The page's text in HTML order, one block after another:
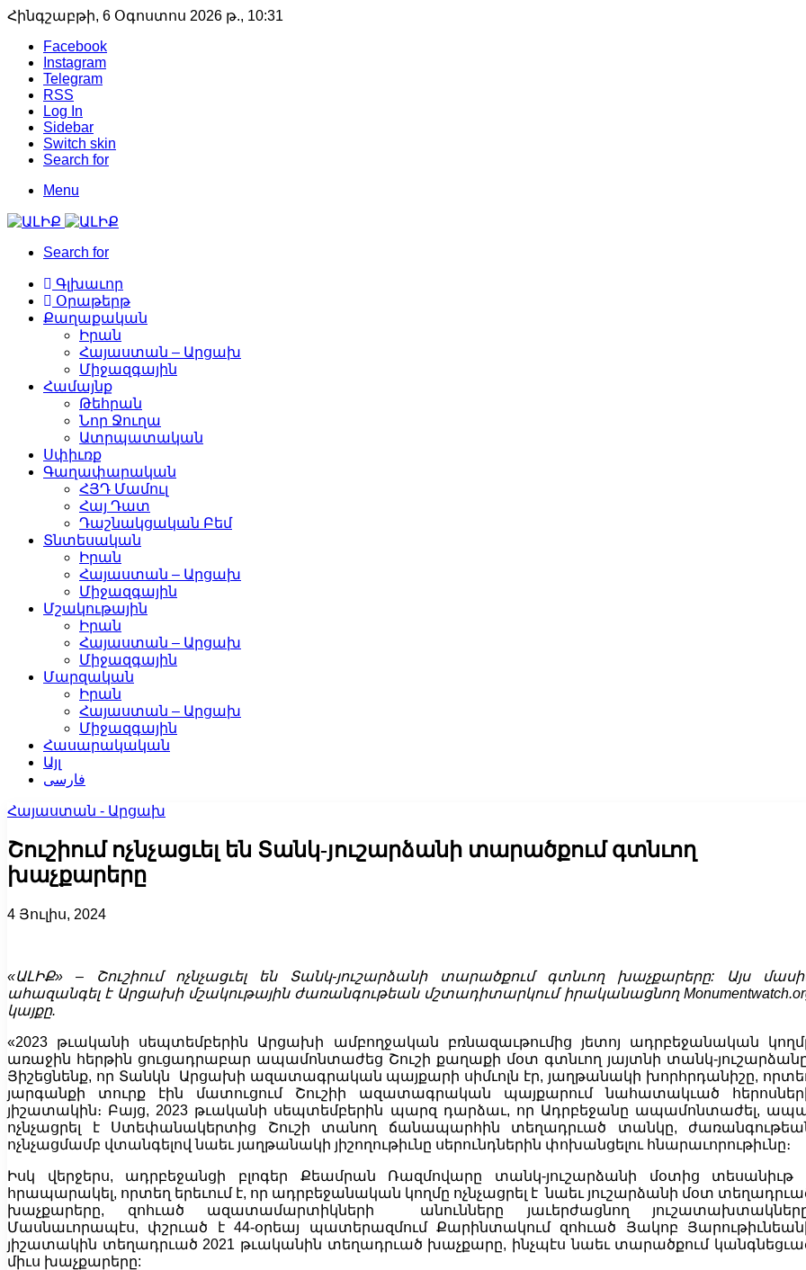
Հինգշաբթի, 6 Օգոստոս 2026 թ., 10:31
Facebook
Instagram
Telegram
RSS
Log In
Sidebar
Switch skin
Search for
Menu
Search for
Գլխաւոր
Օրաթերթ
Քաղաքական
Իրան
Հայաստան – Արցախ
Միջազգային
Համայնք
Թեհրան
Նոր Ջուղա
Ատրպատական
Սփիւռք
Գաղափարական
ՀՅԴ Մամուլ
Հայ Դատ
Դաշնակցական Բեմ
Տնտեսական
Իրան
Հայաստան – Արցախ
Միջազգային
Մշակութային
Իրան
Հայաստան – Արցախ
Միջազգային
Մարզական
Իրան
Հայաստան – Արցախ
Միջազգային
Հասարակական
Այլ
فارسی
Հայաստան - Արցախ
Շուշիում ոչնչացւել են Տանկ-յուշարձանի տարածքում գտնւող
խաչքարերը
4 Յուլիս, 2024
«ԱԼԻՔ» – Շուշիում ոչնչացւել են Տանկ-յուշարձանի տարածքում գտնւող խաչքարերը: Այս
ահազանգել է Արցախի մշակութային ժառանգութեան մշտադիտարկում իրականացնող
կայքը.
«2023 թւականի սեպտեմբերին Արցախի ամբողջական բռնազաւթումից յետոյ ադրբեջանական
առաջին հերթին ցուցադրաբար ապամոնտաժեց Շուշի քաղաքի մօտ գտնւող յայտնի տանկ-
Յիշեցնենք, որ Տանկն Արցախի ազատագրական պայքարի սիմւոլն էր, յաղթանակի խորհրդանիշը,
յարգանքի տուրք էին մատուցում Շուշիի ազատագրական պայքարում նահատակւած
յիշատակին։ Բայց, 2023 թւականի սեպտեմբերին պարզ դարձաւ, որ Ադրբեջանը ապամոնտաժել,
ոչնչացրել է Ստեփանակերտից Շուշի տանող ճանապարհին տեղադրւած տանկը,
ոչնչացմամբ վտանգելով նաեւ յաղթանակի յիշողութիւնը սերունդներին փոխանցելու հնարաւորութիւնը։
Իսկ վերջերս, ադրբեջանցի բլոգեր Քեամրան Ռազմովարը տանկ-յուշարձանի մօտից տեսանիւթ
հրապարակել, որտեղ երեւում է, որ ադրբեջանական կողմը ոչնչացրել է նաեւ յուշարձանի մօտ
խաչքարերը, զոհւած ազատամարտիկների անունները յաւերժացնող
Մասնաւորապէս, փշրւած է 44-օրեայ պատերազմում Քարինտակում զոհւած Յակոբ
յիշատակին տեղադրւած 2021 թւականին տեղադրւած խաչքարը, ինչպէս նաեւ տարածքում
միւս խաչքարերը: